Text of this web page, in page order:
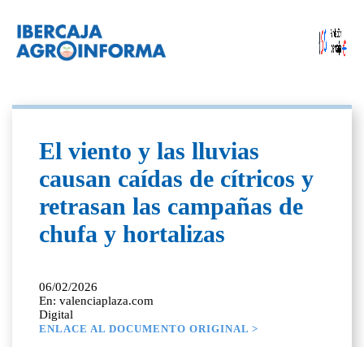
El viento y las lluvias
causan caídas de cítricos y
retrasan las campañas de
chufa y hortalizas
06/02/2026
En: valenciaplaza.com
Digital
ENLACE AL DOCUMENTO ORIGINAL >